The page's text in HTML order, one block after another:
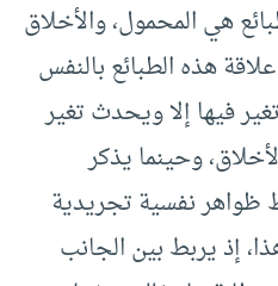
هي المحمول، والأخلاق
هذه الطبائع بالنفس
فيها إلا ويحدث تغير
وحينما يذكر
ظواهر نفسية تجريدية
إذ يربط بين الجانب